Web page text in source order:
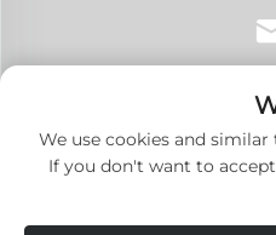
We use cookies and
If you don't want to